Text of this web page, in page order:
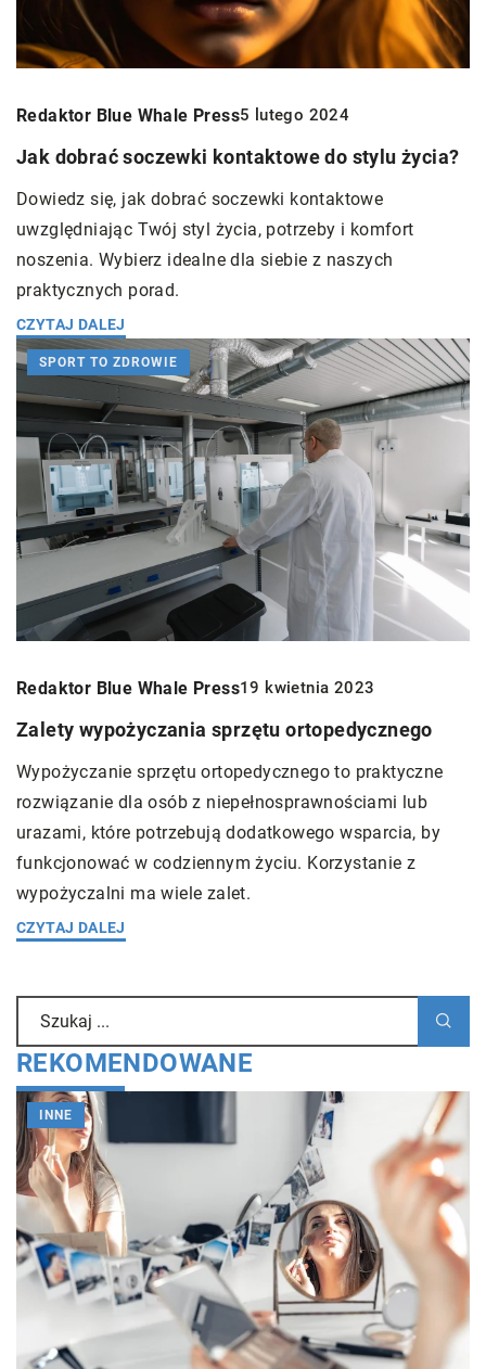
Redaktor Blue Whale Press5 lutego 2024
Jak dobrać soczewki kontaktowe do stylu życia?
Dowiedz się, jak dobrać soczewki kontaktowe
uwzględniając Twój styl życia, potrzeby i komfort
noszenia. Wybierz idealne dla siebie z naszych
praktycznych porad.
CZYTAJ DALEJ
SPORT TO ZDROWIE
Redaktor Blue Whale Press19 kwietnia 2023
Zalety wypożyczania sprzętu ortopedycznego
Wypożyczanie sprzętu ortopedycznego to praktyczne
rozwiązanie dla osób z niepełnosprawnościami lub
urazami, które potrzebują dodatkowego wsparcia, by
funkcjonować w codziennym życiu. Korzystanie z
wypożyczalni ma wiele zalet.
CZYTAJ DALEJ
REKOMENDOWANE
INNE